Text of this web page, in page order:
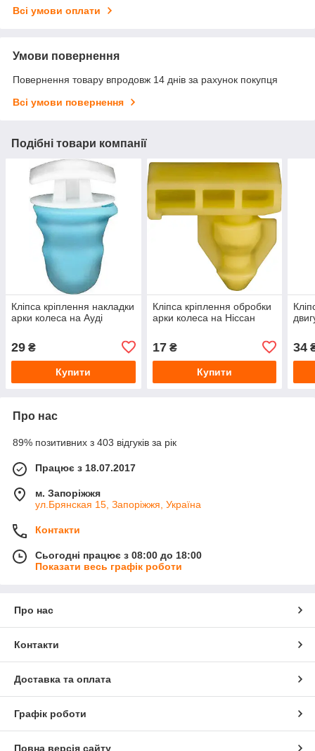
Всі умови оплати
Умови повернення
Повернення товару впродовж 14 днів за рахунок покупця
Всі умови повернення
Подібні товари компанії
Кліпса кріплення накладки
арки колеса на Ауді
29 ₴
Купити
Кліпса кріплення обробки
арки колеса на Ніссан
17₴
Купити
34
Про нас
89% позитивних з 403 відгуків за рік
Працює з 18.07.2017
м. Запоріжжя
ул.Брянская 15, Запоріжжя, Україна
Контакти
Сьогодні працює з 08:00 до 18:00
Показати весь графік роботи
Про нас
Контакти
Доставка та оплата
Графік роботи
Повна версія сайту